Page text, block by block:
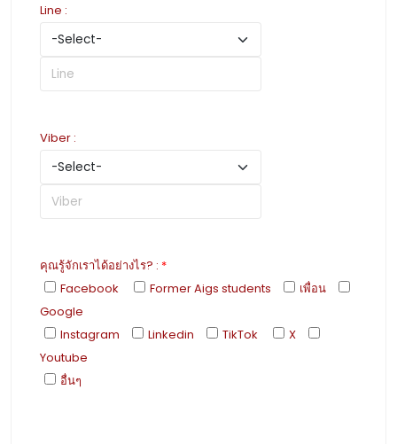
Line :
Viber :
คุณรู้จักเราได้อย่างไร? : *
Facebook
Former Aigs students
เพื่อน
Google
Instagram
Linkedin TikTok
X
Youtube
อื่นๆ